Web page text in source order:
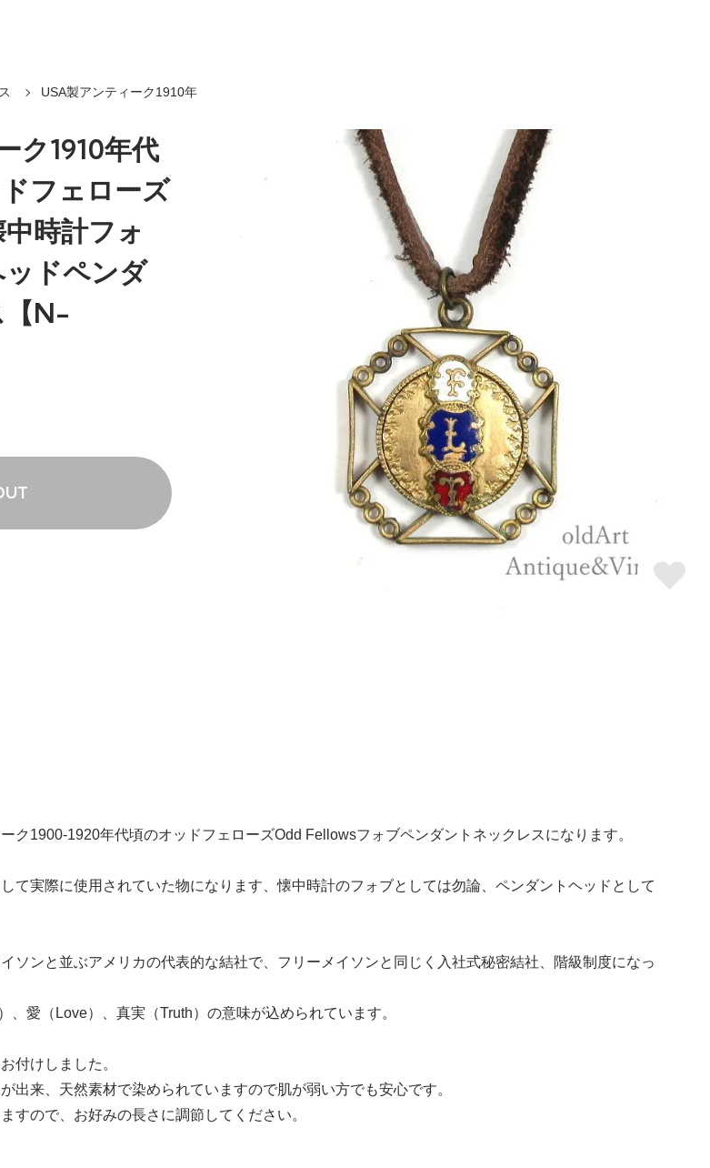
USA製アンティーク1910年
ク1910年代
フェローズ
時計フォ
ドペンダ
【N-
ク1900-1920年代頃のオッドフェローズOdd Fellowsフォブペンダントネックレスになります。
て実際に使用されていた物になります、懐中時計のフォブとしては勿論、ペンダントヘッドとして
ソンと並ぶアメリカの代表的な結社で、フリーメイソンと同じく入社式秘密結社、階級制度になっ
、愛（Love）、真実（Truth）の意味が込められています。
付けしました。
出来、天然素材で染められていますので肌が弱い方でも安心です。
すので、お好みの長さに調節してください。